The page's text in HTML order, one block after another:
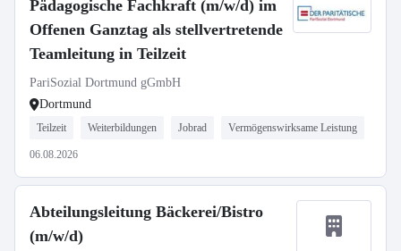
Pädagogische Fachkraft (m/w/d) im
Offenen Ganztag als stellvertretende
Teamleitung in Teilzeit
PariSozial Dortmund gGmbH
Dortmund
Teilzeit Weiterbildungen Jobrad Vermögenswirksame Leistung
06.08.2026
Abteilungsleitung Bäckerei/Bistro
(m/w/d)